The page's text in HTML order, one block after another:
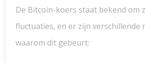
De Bitcoin-koers staat bekend om
fluctuaties, en er zijn verschillende
waarom dit gebeurt: